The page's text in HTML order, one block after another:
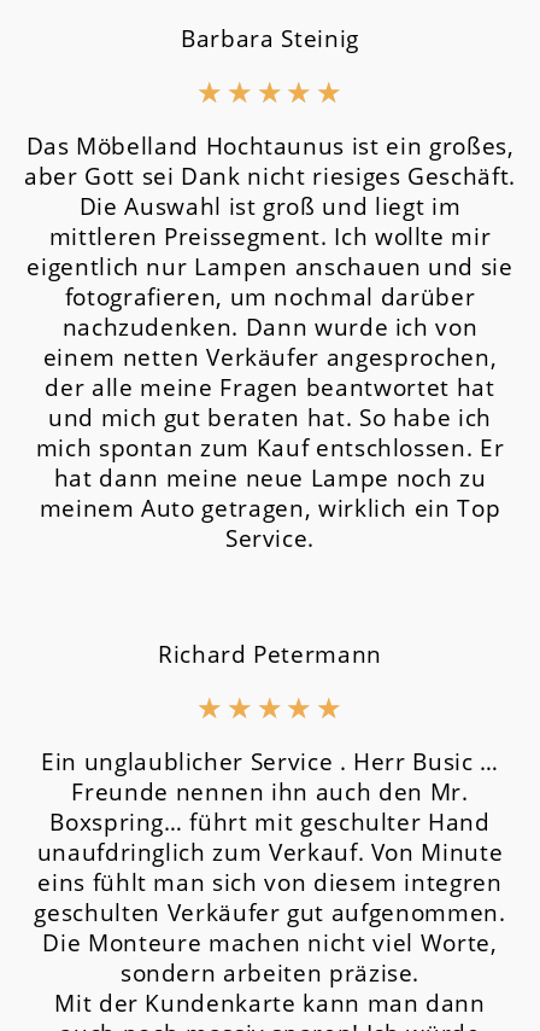
Barbara Steinig
★ ★ ★ ★ ★
Das Möbelland Hochtaunus ist ein großes,
aber Gott sei Dank nicht riesiges Geschäft.
Die Auswahl ist groß und liegt im
mittleren Preissegment. Ich wollte mir
eigentlich nur Lampen anschauen und sie
fotografieren, um nochmal darüber
nachzudenken. Dann wurde ich von
einem netten Verkäufer angesprochen,
der alle meine Fragen beantwortet hat
und mich gut beraten hat. So habe ich
mich spontan zum Kauf entschlossen. Er
hat dann meine neue Lampe noch zu
meinem Auto getragen, wirklich ein Top
Service.
Richard Petermann
★ ★ ★ ★ ★
Ein unglaublicher Service . Herr Busic …
Freunde nennen ihn auch den Mr.
Boxspring… führt mit geschulter Hand
unaufdringlich zum Verkauf. Von Minute
eins fühlt man sich von diesem integren
geschulten Verkäufer gut aufgenommen.
Die Monteure machen nicht viel Worte,
sondern arbeiten präzise.
Mit der Kundenkarte kann man dann